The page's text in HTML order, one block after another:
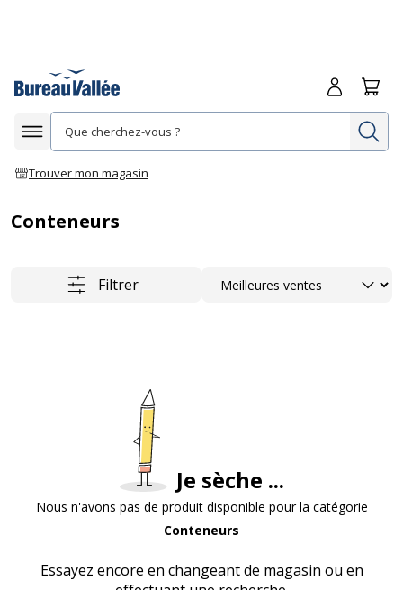
Afficher la navigation
Trouver mon magasin
Me
Conteneurs
Filtrer Trier
Je sèche ...
Nous n'avons pas de produit disponible pour la catégorie
Conteneurs
Essayez encore en changeant de magasin ou en